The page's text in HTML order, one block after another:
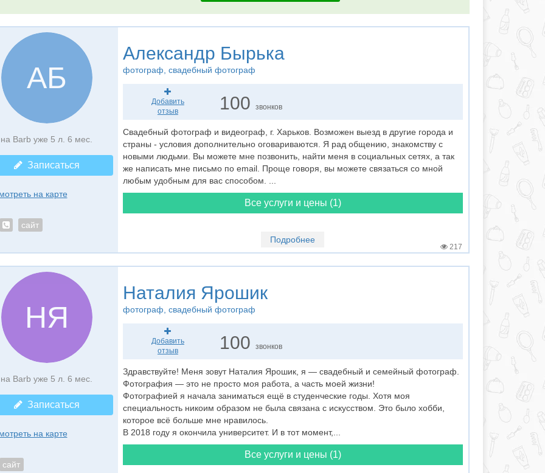
АБ
на Barb уже 5 л. 6 мес.
Записаться
на карте
сайт
Александр Бырька
фотограф , свадебный фотограф
Добавить
отзыв
100звонков
Свадебный фотограф и видеограф, г. Харьков. Возможен выезд в другие города и
страны - условия дополнительно оговариваются. Я рад общению, знакомству с
новыми людьми. Вы можете мне позвонить, найти меня в социальных сетях, а так
же написать мне письмо по email. Проще говоря, вы можете связаться со мной
любым удобным для вас способом. ...
Все услуги и цены (1)
Подробнее
217
НЯ
на Barb уже 5 л. 6 мес.
Записаться
на карте
сайт
Наталия Ярошик
фотограф , свадебный фотограф
Добавить
отзыв
100звонков
Здравствуйте! Меня зовут Наталия Ярошик, я — свадебный и семейный фотограф.
Фотография — это не просто моя работа, а часть моей жизни!
Фотографией я начала заниматься ещё в студенческие годы. Хотя моя
специальность никоим образом не была связана с искусством. Это было хобби,
которое всё больше мне нравилось.
В 2018 году я окончила университет. И в тот момент,...
Все услуги и цены (1)